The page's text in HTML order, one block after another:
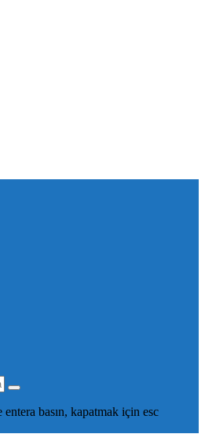
entera basın, kapatmak için esc